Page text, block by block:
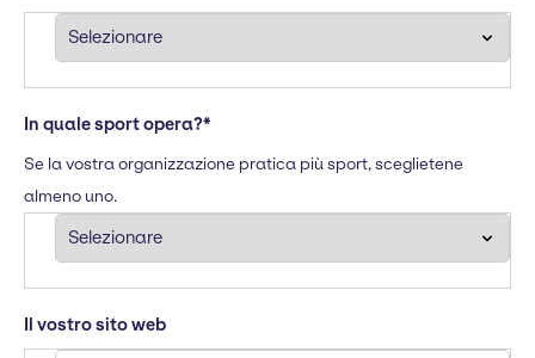
In quale sport opera?*
Se la vostra organizzazione pratica più sport, sceglietene
almeno uno.
Il vostro sito web